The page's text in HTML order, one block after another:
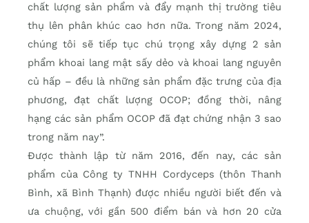
chất lượng sản phẩm và đẩy mạnh thị trường tiêu
thụ lên phân khúc cao hơn nữa. Trong năm 2024,
chúng tôi sẽ tiếp tục chú trọng xây dựng 2 sản
phẩm khoai lang mật sấy dẻo và khoai lang nguyên
củ hấp – đều là những sản phẩm đặc trưng của địa
phương, đạt chất lượng OCOP; đồng thời, nâng
hạng các sản phẩm OCOP đã đạt chứng nhận 3 sao
trong năm nay”.
Được thành lập từ năm 2016, đến nay, các sản
phẩm của Công ty TNHH Cordyceps (thôn Thanh
Bình, xã Bình Thạnh) được nhiều người biết đến và
ưa chuộng, với gần 500 điểm bán và hơn 20 cửa